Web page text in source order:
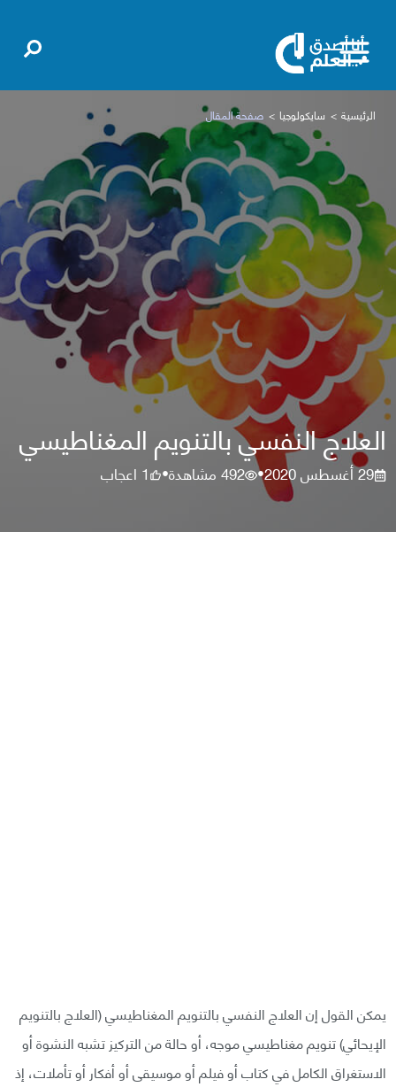
الرئيسية سايكولوجيا صفحة المقال
العلاج النفسي بالتنويم المغناطيسي
29 أغسطس 2020 •
492مشاهدة•
1 اعجاب
يمكن القول إن العلاج النفسي بالتنويم المغناطيسي (العلاج بالتنويم
الإيحائي) تنويم مغناطيسي موجه، أو حالة من التركيز تشبه النشوة أو
الاستغراق الكامل في كتاب أو فيلم أو موسيقى أو أفكار أو تأملات، إذ